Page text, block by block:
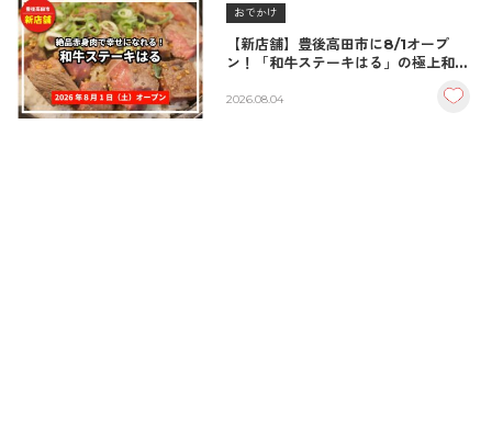
おでかけ
【新店舗】豊後高田市に8/1オープ
ン！「和牛ステーキはる」の極上和牛
2026.08.04